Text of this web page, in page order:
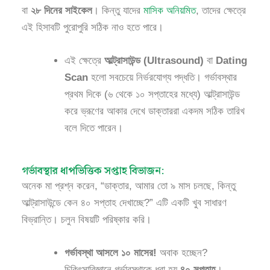
বা ২৮ দিনের সাইকেল। কিন্তু যাদেরমাসিক অনিয়মিত, তাদের ক্ষেত্রে
এই হিসাবটি পুরোপুরি সঠিক নাও হতে পারে।
এই ক্ষেত্রেআল্ট্রাসাউন্ড (Ultrasound) বা Dating
Scan হলো সবচেয়ে নির্ভরযোগ্য পদ্ধতি। গর্ভাবস্থার
প্রথম দিকে (৬ থেকে ১০ সপ্তাহের মধ্যে) আল্ট্রাসাউন্ড
করে ভ্রূণের আকার দেখে ডাক্তাররা একদম সঠিক তারিখ
বলে দিতে পারেন।
গর্ভাবস্থার ধাপভিত্তিক সপ্তাহ বিভাজন:
অনেক মা প্রশ্ন করেন, “ডাক্তার, আমার তো ৯ মাস চলছে, কিন্তু
আল্ট্রাসাউন্ডে কেন ৪০ সপ্তাহ দেখাচ্ছে?” এটি একটি খুব সাধারণ
বিভ্রান্তি। চলুন বিষয়টি পরিষ্কার করি।
গর্ভাবস্থা আসলে ১০ মাসের! অবাক হচ্ছেন?